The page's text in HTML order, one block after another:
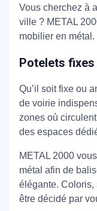
Vous cherchez à
ville ? METAL
mobilier en métal.
Potelets
Qu’il soit fixe ou
de voirie
zones où
des espaces
METAL 2000
métal afin de
élégante. Coloris,
être décidé par